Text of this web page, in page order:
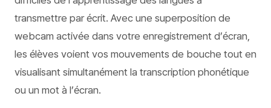
transmettre par écrit. Avec une superposition de
webcam activée dans votre enregistrement d’écran,
les élèves voient vos mouvements de bouche tout en
visualisant simultanément la transcription phonétique
ou un mot à l’écran.